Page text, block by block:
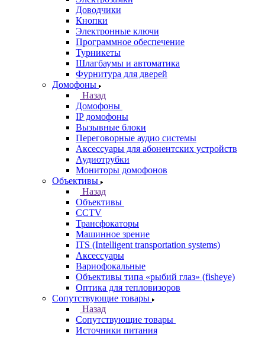
Доводчики
Кнопки
Электронные ключи
Программное обеспечение
Турникеты
Шлагбаумы и автоматика
Фурнитура для дверей
Домофоны
Назад
Домофоны
IP домофоны
Вызывные блоки
Переговорные аудио системы
Аксессуары для абонентских устройств
Аудиотрубки
Мониторы домофонов
Объективы
Назад
Объективы
CCTV
Трансфокаторы
Машинное зрение
ITS (Intelligent transportation systems)
Аксессуары
Вариофокальные
Объективы типа «рыбий глаз» (fisheye)
Оптика для тепловизоров
Сопутствующие товары
Назад
Сопутствующие товары
Источники питания